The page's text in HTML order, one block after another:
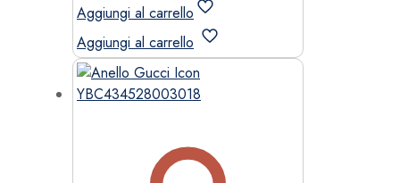
Aggiungi al carrello
Aggiungi al carrello